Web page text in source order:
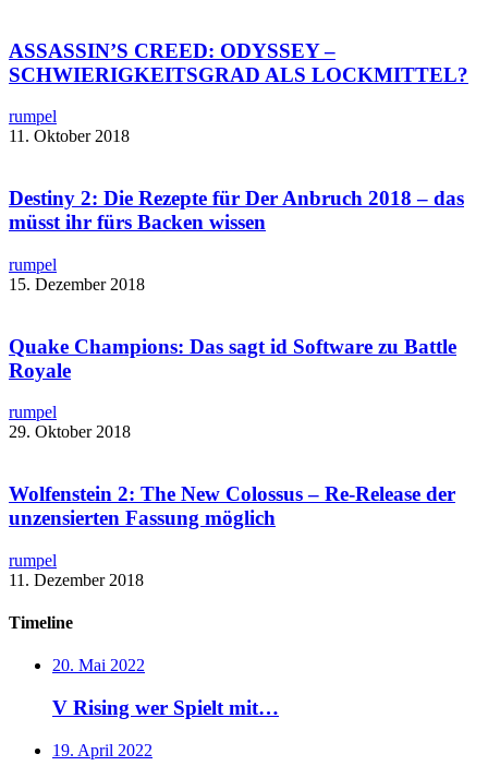
ASSASSIN’S CREED: ODYSSEY –
SCHWIERIGKEITSGRAD ALS LOCKMITTEL?
rumpel
11. Oktober 2018
Destiny 2: Die Rezepte für Der Anbruch 2018 – das
müsst ihr fürs Backen wissen
rumpel
15. Dezember 2018
Quake Champions: Das sagt id Software zu Battle
Royale​
rumpel
29. Oktober 2018
Wolfenstein 2: The New Colossus – ​Re-Release der
unzensierten Fassung möglich
rumpel
11. Dezember 2018
Timeline
20. Mai 2022
V Rising wer Spielt mit…
19. April 2022